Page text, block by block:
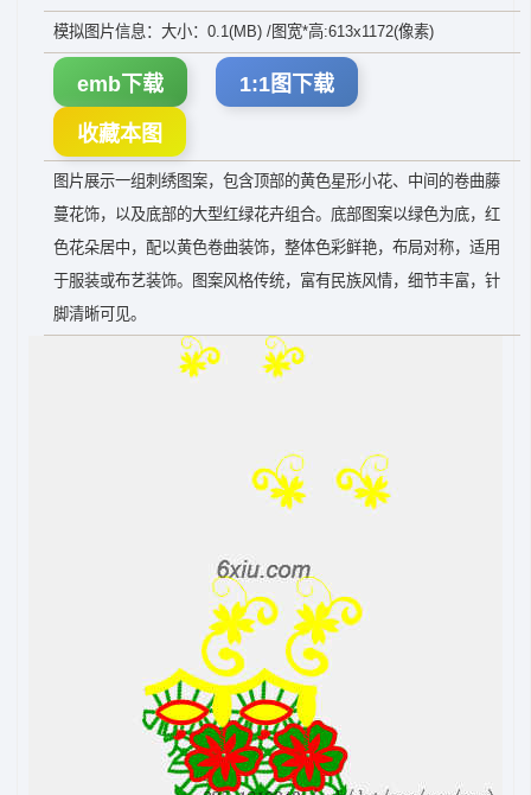
模拟图片信息：大小：0.1(MB) /图宽*高:613x1172(像素)
emb下载 1:1图下载
收藏本图
图片展示一组刺绣图案，包含顶部的黄色星形小花、中间的卷曲藤
蔓花饰，以及底部的大型红绿花卉组合。底部图案以绿色为底，红
色花朵居中，配以黄色卷曲装饰，整体色彩鲜艳，布局对称，适用
于服装或布艺装饰。图案风格传统，富有民族风情，细节丰富，针
脚清晰可见。